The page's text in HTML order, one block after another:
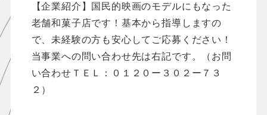
【企業紹介】国民的映画のモデルにもなった
老舗和菓子店です！基本から指導しますの
で、未経験の方も安心してご応募ください！
当事業への問い合わせ先は右記です。（お問
い合わせＴＥＬ：０１２０ー３０２ー７３
２）